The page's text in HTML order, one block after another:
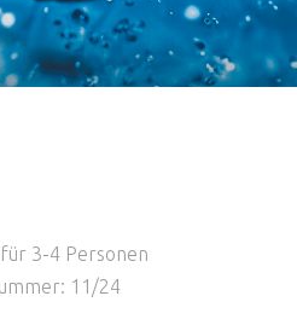
3-4 Personen
11/24